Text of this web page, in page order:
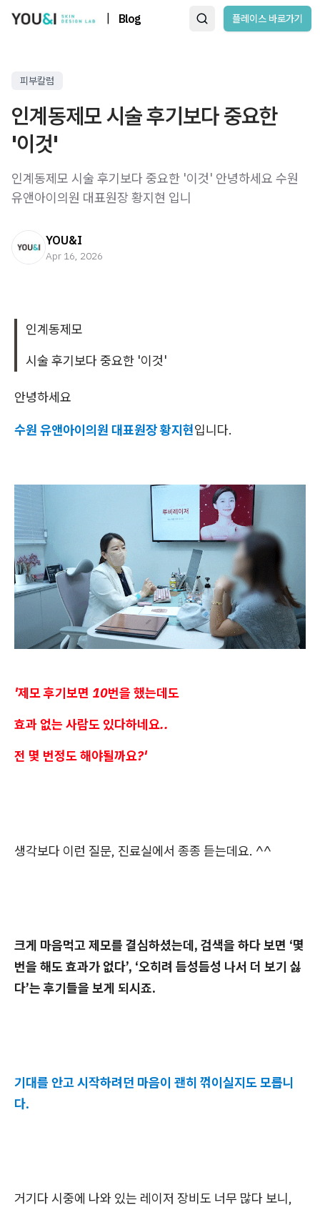
Blog 플레이스 바로가기
피부칼럼
인계동제모 시술 후기보다 중요한
'이것'
인계동제모 시술 후기보다 중요한 '이것' 안녕하세요 수원
유앤아이의원 대표원장 황지현 입니
YOU&I
Apr 16, 2026
인계동제모
시술 후기보다 중요한 '이것'
안녕하세요
수원 유앤아이의원 대표원장 황지현입니다.
'제모 후기보면 10번을 했는데도
효과 없는 사람도 있다하네요..
전 몇 번정도 해야될까요?'
생각보다 이런 질문, 진료실에서 종종 듣는데요. ^^
크게 마음먹고 제모를 결심하셨는데, 검색을 하다 보면 ‘몇
번을 해도 효과가 없다’, ‘오히려 듬성듬성 나서 더 보기 싫
다’는 후기들을 보게 되시죠.
기대를 안고 시작하려던 마음이 괜히 꺾이실지도 모릅니
다.
거기다 시중에 나와 있는 레이저 장비도 너무 많다 보니,